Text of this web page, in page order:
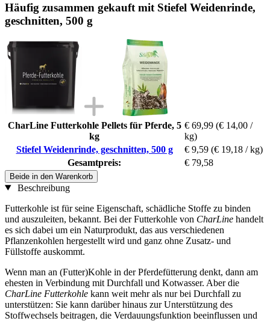
Häufig zusammen gekauft mit Stiefel Weidenrinde,
geschnitten, 500 g
CharLine Futterkohle Pellets für Pferde, 5
kg
€ 69,99 (€ 14,00 /
kg)
Stiefel Weidenrinde, geschnitten, 500 g
€ 9,59 (€ 19,18 / kg)
Gesamtpreis:
€ 79,58
Beide in den Warenkorb
Beschreibung
Futterkohle ist für seine Eigenschaft, schädliche Stoffe zu binden
und auszuleiten, bekannt. Bei der Futterkohle von CharLine handelt
es sich dabei um ein Naturprodukt, das aus verschiedenen
Pflanzenkohlen hergestellt wird und ganz ohne Zusatz- und
Füllstoffe auskommt.
Wenn man an (Futter)Kohle in der Pferdefütterung denkt, dann am
ehesten in Verbindung mit Durchfall und Kotwasser. Aber die
CharLine Futterkohle kann weit mehr als nur bei Durchfall zu
unterstützen: Sie kann darüber hinaus zur Unterstützung des
Stoffwechsels beitragen, die Verdauungsfunktion beeinflussen und